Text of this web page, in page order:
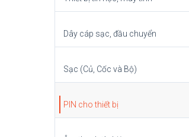
Dây cáp sạc, đầu chuyển
Sạc (Củ, Cốc và Bộ)
PIN cho thiết bị